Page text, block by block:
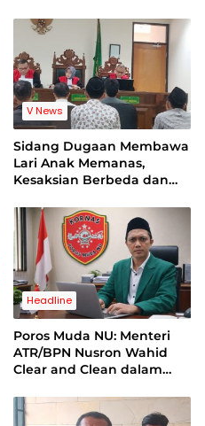
V News
Sidang Dugaan Membawa
Lari Anak Memanas,
Kesaksian Berbeda dan
Headline
Poros Muda NU: Menteri
ATR/BPN Nusron Wahid
Clear and Clean dalam
Kuansing